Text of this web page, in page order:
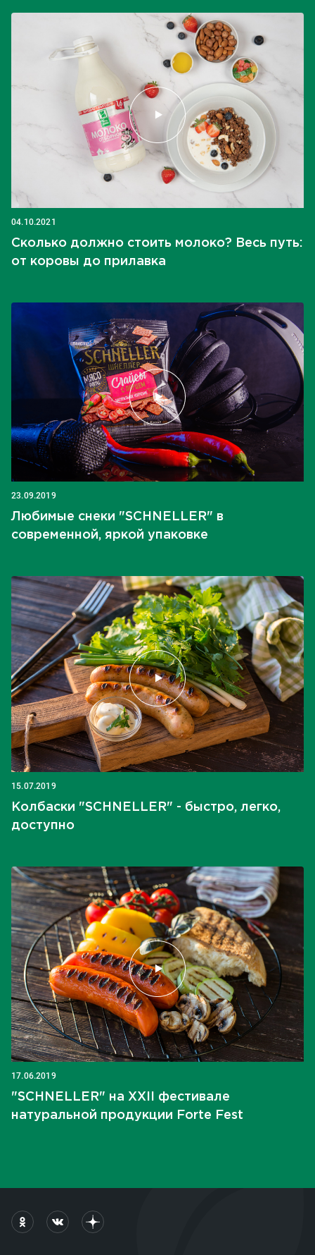
04.10.2021
Сколько должно стоить молоко? Весь путь:
от коровы до прилавка
23.09.2019
Любимые снеки "SCHNELLER" в
современной, яркой упаковке
15.07.2019
Колбаски "SCHNELLER" - быстро, легко,
доступно
17.06.2019
"SCHNELLER" на XXII фестивале
натуральной продукции Forte Fest